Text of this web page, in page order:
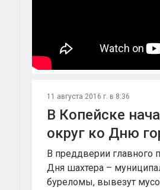
11 августа 2016 г. в 8:36
В Копейске
округ ко Дню
В преддверии главного
Дня шахтера –
буреломы, вывезут